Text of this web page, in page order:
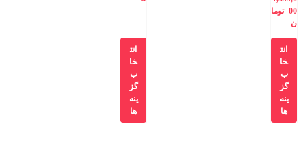
00 توما
ن
انت
خا
ب
گز
ینه
ها
انت
خا
ب
گز
ینه
ها